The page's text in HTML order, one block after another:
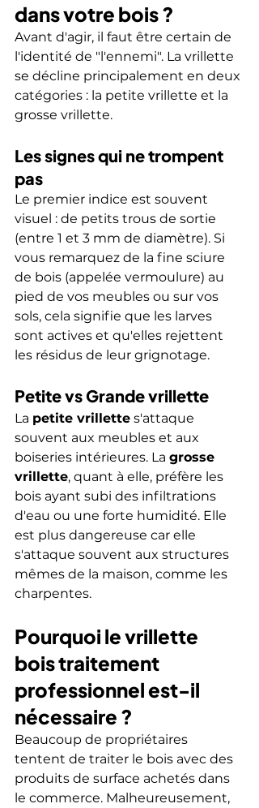
dans votre bois ?
Avant d'agir, il faut être certain de
l'identité de "l'ennemi". La vrillette
se décline principalement en deux
catégories : la petite vrillette et la
grosse vrillette.
Les signes qui ne trompent
pas
Le premier indice est souvent
visuel : de petits trous de sortie
(entre 1 et 3 mm de diamètre). Si
vous remarquez de la fine sciure
de bois (appelée vermoulure) au
pied de vos meubles ou sur vos
sols, cela signifie que les larves
sont actives et qu'elles rejettent
les résidus de leur grignotage.
Petite vs Grande vrillette
La petite vrillette s'attaque
souvent aux meubles et aux
boiseries intérieures. La grosse
vrillette, quant à elle, préfère les
bois ayant subi des infiltrations
d'eau ou une forte humidité. Elle
est plus dangereuse car elle
s'attaque souvent aux structures
mêmes de la maison, comme les
charpentes.
Pourquoi le vrillette
bois traitement
professionnel est-il
nécessaire ?
Beaucoup de propriétaires
tentent de traiter le bois avec des
produits de surface achetés dans
le commerce. Malheureusement,